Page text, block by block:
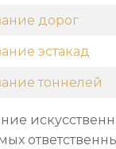
дорог
эстакад
тоннелей